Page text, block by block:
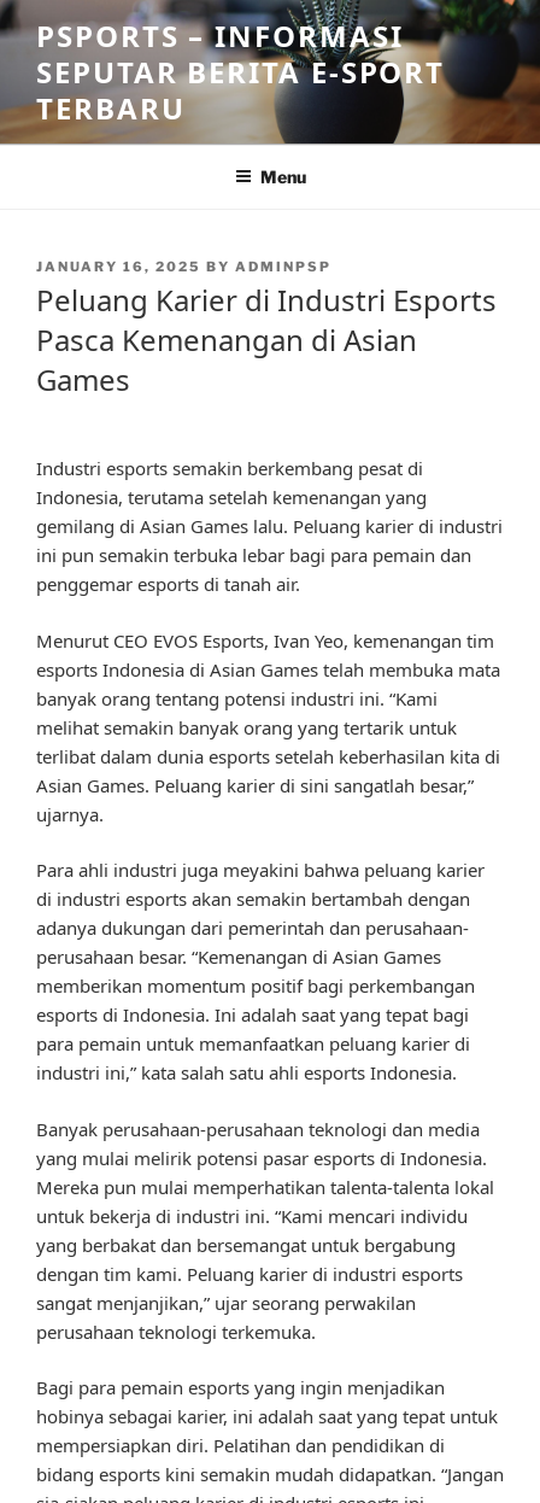
Skip
to
content
PSPORTS – INFORMASI
SEPUTAR BERITA E-SPORT
TERBARU
Menu
POSTED
JANUARY 16, 2025 BY ADMINPSP
Peluang Karier di Industri Esports
Pasca Kemenangan di Asian
Games
Industri esports semakin berkembang pesat di
Indonesia, terutama setelah kemenangan yang
gemilang di Asian Games lalu. Peluang karier di industri
ini pun semakin terbuka lebar bagi para pemain dan
penggemar esports di tanah air.
Menurut CEO EVOS Esports, Ivan Yeo, kemenangan tim
esports Indonesia di Asian Games telah membuka mata
banyak orang tentang potensi industri ini. “Kami
melihat semakin banyak orang yang tertarik untuk
terlibat dalam dunia esports setelah keberhasilan kita di
Asian Games. Peluang karier di sini sangatlah besar,”
ujarnya.
Para ahli industri juga meyakini bahwa peluang karier
di industri esports akan semakin bertambah dengan
adanya dukungan dari pemerintah dan perusahaan-
perusahaan besar. “Kemenangan di Asian Games
memberikan momentum positif bagi perkembangan
esports di Indonesia. Ini adalah saat yang tepat bagi
para pemain untuk memanfaatkan peluang karier di
industri ini,” kata salah satu ahli esports Indonesia.
Banyak perusahaan-perusahaan teknologi dan media
yang mulai melirik potensi pasar esports di Indonesia.
Mereka pun mulai memperhatikan talenta-talenta lokal
untuk bekerja di industri ini. “Kami mencari individu
yang berbakat dan bersemangat untuk bergabung
dengan tim kami. Peluang karier di industri esports
sangat menjanjikan,” ujar seorang perwakilan
perusahaan teknologi terkemuka.
Bagi para pemain esports yang ingin menjadikan
hobinya sebagai karier, ini adalah saat yang tepat untuk
mempersiapkan diri. Pelatihan dan pendidikan di
bidang esports kini semakin mudah didapatkan. “Jangan